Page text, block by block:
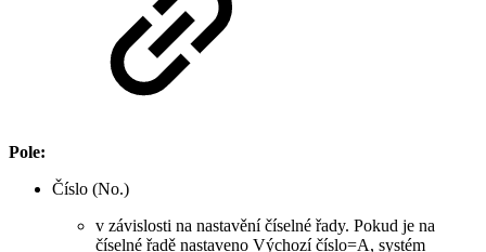
Pole:
Číslo (No.)
v závislosti na nastavění číselné řady. Pokud je na
číselné řadě nastaveno Výchozí číslo=A, systém